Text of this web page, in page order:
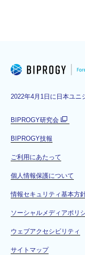
2022年4月1日に日本ユニ
BIPROGY研究会
ド
で
く
BIPROGY技報
ご利用にあたって
個人情報保護について
情報セキュリティ基本方
ソーシャルメディアポリ
ウェブアクセシビリティ
サイトマップ